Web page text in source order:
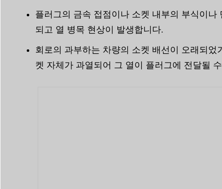
플러그의 금속 접점이나 소켓 내부의 부식이
되고 열 병목 현상이 발생합니다.
회로의 과부하는 차량의 소켓 배선이 오래되
켓 자체가 과열되어 그 열이 플러그에 전달될